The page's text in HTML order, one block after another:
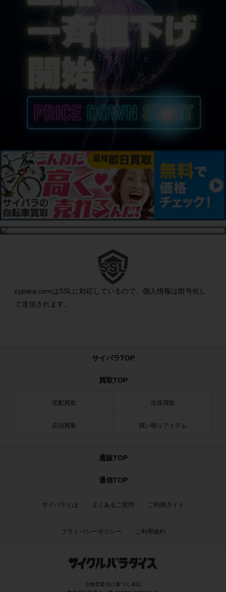
cypara.comはSSLに対応しているので、個人情報は暗号化し
て送信されます。
サイパラTOP
買取TOP
宅配買取 出張買取
店頭買取 買い取りアイテム
通販TOP
通信TOP
サイパラとは よくあるご質問 ご利用ガイド
プライバシーポリシー ご利用規約
古物営業法に基づく表記